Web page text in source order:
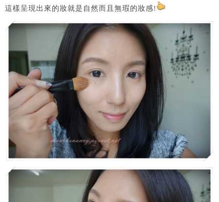
這樣呈現出來的妝就是自然而且無瑕的妝感!